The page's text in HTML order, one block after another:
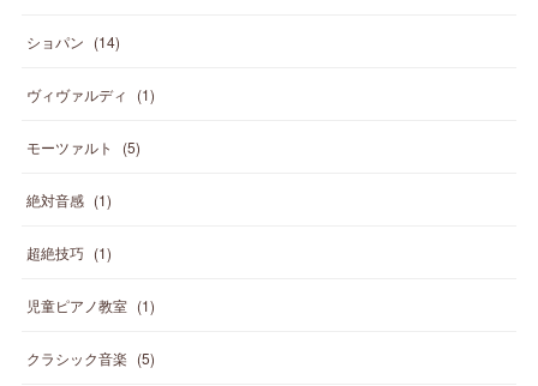
ショパン (14)
ヴィヴァルディ (1)
モーツァルト (5)
絶対音感 (1)
超絶技巧 (1)
児童ピアノ教室 (1)
クラシック音楽 (5)